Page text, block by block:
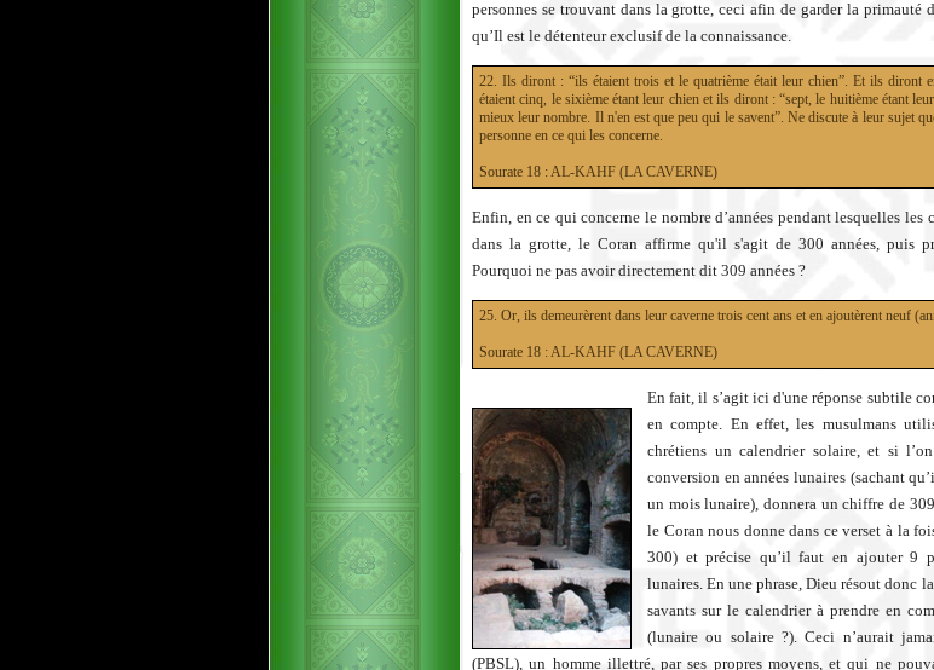
personnes se trouvant dans la grotte, ceci afin de garder la primauté
qu’Il est le détenteur exclusif de la connaissance.
22. Ils diront : “ils étaient trois et le quatrième était leur chien”. Et ils diront
étaient cinq, le sixième étant leur chien et ils diront : “sept, le huitième étant
mieux leur nombre. Il n'en est que peu qui le savent”. Ne discute à leur sujet
personne en ce qui les concerne.
Sourate 18 : AL-KAHF (LA CAVERNE)
Enfin, en ce qui concerne le nombre d’années pendant lesquelles les
dans la grotte, le Coran affirme qu'il s'agit de 300 années, puis
Pourquoi ne pas avoir directement dit 309 années ?
25. Or, ils demeurèrent dans leur caverne trois cent ans et en ajoutèrent neuf
Sourate 18 : AL-KAHF (LA CAVERNE)
En fait, il s’agit ici d'une réponse subtile
en compte. En effet, les musulmans
chrétiens un calendrier solaire, et si
conversion en années lunaires (sachant
un mois lunaire), donnera un chiffre de
le Coran nous donne dans ce verset à la
300) et précise qu’il faut en ajouter 9
lunaires. En une phrase, Dieu résout donc
savants sur le calendrier à prendre en
(lunaire ou solaire ?). Ceci n’aurait
(PBSL), un homme illettré, par ses propres moyens, et qui ne